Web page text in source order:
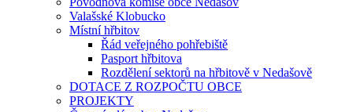
Valašské Klobucko
Místní hřbitov
Řád veřejného pohřebiště
Pasport hřbitova
Rozdělení sektorů na hřbitově v Nedašově
DOTACE Z ROZPOČTU OBCE
PROJEKTY